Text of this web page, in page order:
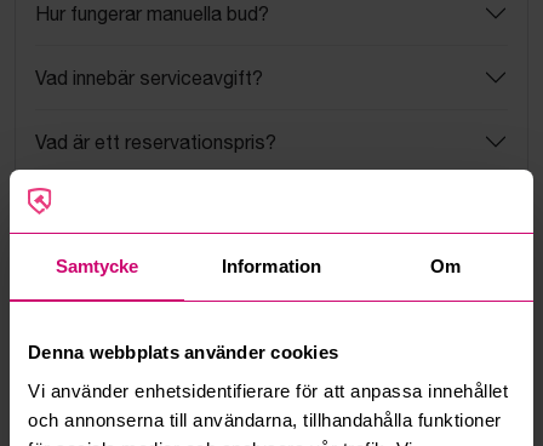
Samtycke Information Om
Denna webbplats använder cookies
Vi använder enhetsidentifierare för att anpassa innehållet
och annonserna till användarna, tillhandahålla funktioner
Hur fungerar manuella bud?
Vad innebär serviceavgift?
Vad är ett reservationspris?
Hur fungerar maxbud?
Hur fungerar budmotorn?
Kan ni frakta mina vunna objekt?